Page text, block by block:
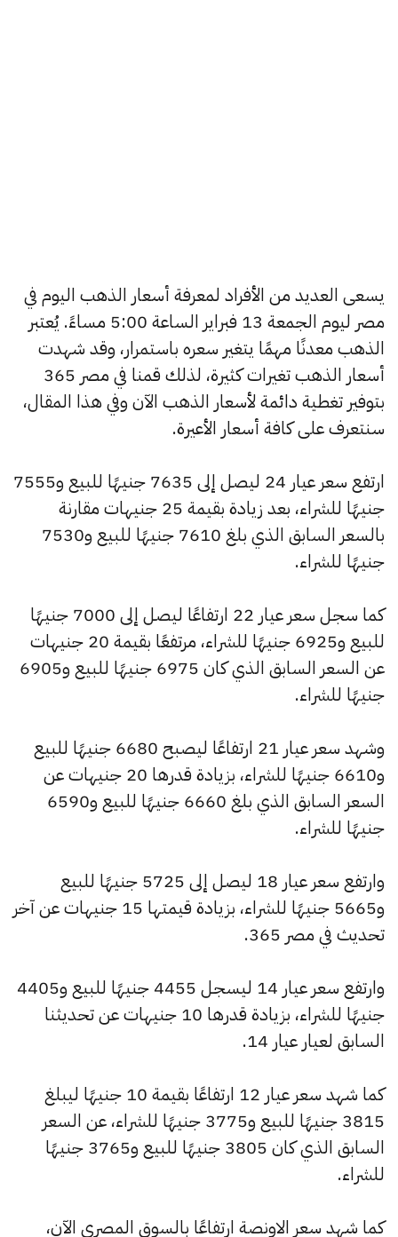
يسعى العديد من الأفراد لمعرفة أسعار الذهب اليوم في
مصر ليوم الجمعة 13 فبراير الساعة 5:00 مساءً. يُعتبر
الذهب معدنًا مهمًا يتغير سعره باستمرار، وقد شهدت
أسعار الذهب تغيرات كثيرة، لذلك قمنا في مصر 365
بتوفير تغطية دائمة لأسعار الذهب الآن وفي هذا المقال،
سنتعرف على كافة أسعار الأعيرة.
ارتفع سعر عيار 24 ليصل إلى 7635 جنيهًا للبيع و7555
جنيهًا للشراء، بعد زيادة بقيمة 25 جنيهات مقارنة
بالسعر السابق الذي بلغ 7610 جنيهًا للبيع و7530
جنيهًا للشراء.
كما سجل سعر عيار 22 ارتفاعًا ليصل إلى 7000 جنيهًا
للبيع و6925 جنيهًا للشراء، مرتفعًا بقيمة 20 جنيهات
عن السعر السابق الذي كان 6975 جنيهًا للبيع و6905
جنيهًا للشراء.
وشهد سعر عيار 21 ارتفاعًا ليصبح 6680 جنيهًا للبيع
و6610 جنيهًا للشراء، بزيادة قدرها 20 جنيهات عن
السعر السابق الذي بلغ 6660 جنيهًا للبيع و6590
جنيهًا للشراء.
وارتفع سعر عيار 18 ليصل إلى 5725 جنيهًا للبيع
و5665 جنيهًا للشراء، بزيادة قيمتها 15 جنيهات عن آخر
تحديث في مصر 365.
وارتفع سعر عيار 14 ليسجل 4455 جنيهًا للبيع و4405
جنيهًا للشراء، بزيادة قدرها 10 جنيهات عن تحديثنا
السابق لعيار عيار 14.
كما شهد سعر عيار 12 ارتفاعًا بقيمة 10 جنيهًا ليبلغ
3815 جنيهًا للبيع و3775 جنيهًا للشراء، عن السعر
السابق الذي كان 3805 جنيهًا للبيع و3765 جنيهًا
للشراء.
كما شهد سعر الاونصة ارتفاعًا بالسوق المصري الآن،